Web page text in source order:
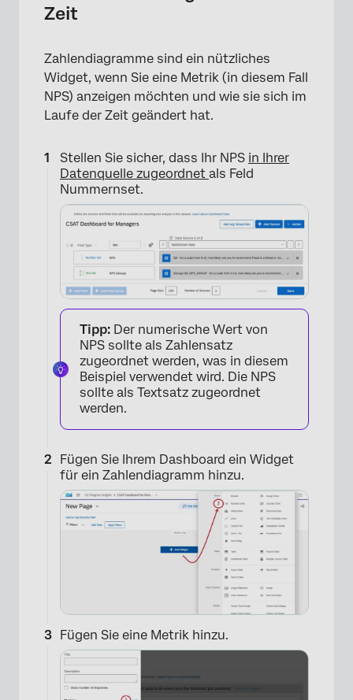
Zeit
Zahlendiagramme sind ein nützliches
Widget, wenn Sie eine Metrik (in diesem Fall
NPS) anzeigen möchten und wie sie sich im
Laufe der Zeit geändert hat.
Stellen Sie sicher, dass Ihr NPS in Ihrer
Datenquelle zugeordnet als Feld
Nummernset.
Tipp: Der numerische Wert von
NPS sollte als Zahlensatz
zugeordnet werden, was in diesem
Beispiel verwendet wird. Die NPS
sollte als Textsatz zugeordnet
werden.
Fügen Sie Ihrem Dashboard ein Widget
für ein Zahlendiagramm hinzu.
Fügen Sie eine Metrik hinzu.